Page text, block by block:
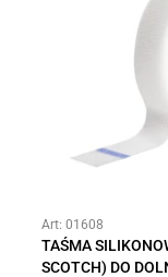
Art: 01608
TAŚMA
SCOTCH) DO